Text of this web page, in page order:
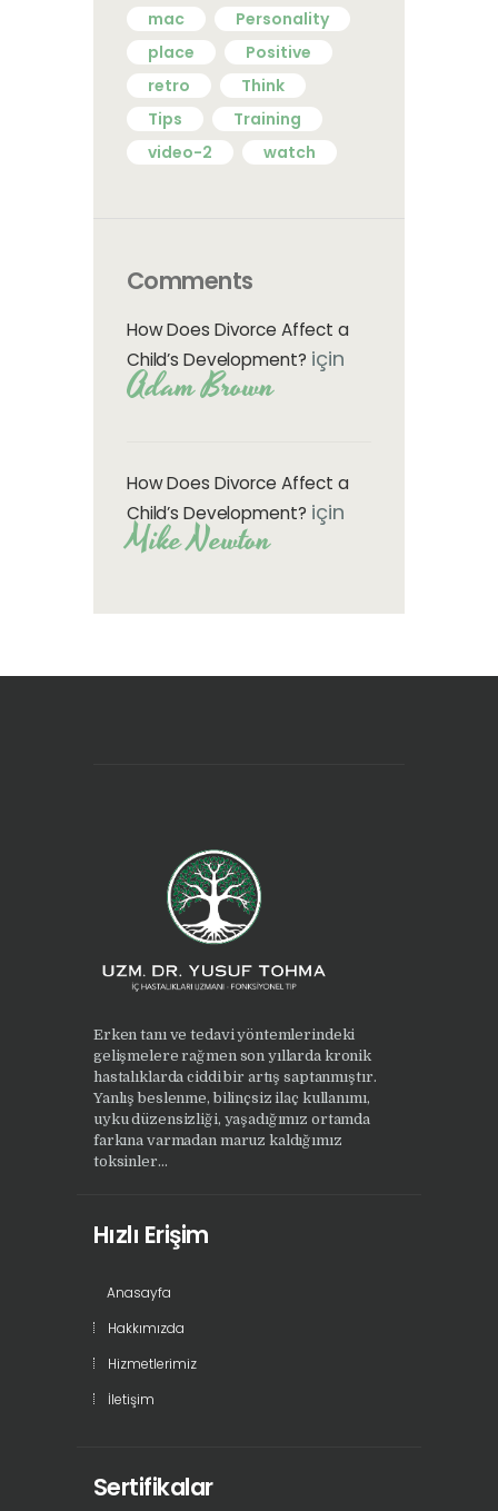
mac
Personality
place
Positive
retro
Think
Tips
Training
video-2
watch
Comments
How Does Divorce Affect a
Child’s Development? için
Adam Brown
How Does Divorce Affect a
Child’s Development? için
Mike Newton
Erken tanı ve tedavi yöntemlerindeki
gelişmelere rağmen son yıllarda kronik
hastalıklarda ciddi bir artış saptanmıştır.
Yanlış beslenme, bilinçsiz ilaç kullanımı,
uyku düzensizliği, yaşadığımız ortamda
farkına varmadan maruz kaldığımız
toksinler...
Hızlı Erişim
Anasayfa
Hakkımızda
Hizmetlerimiz
İletişim
Sertifikalar